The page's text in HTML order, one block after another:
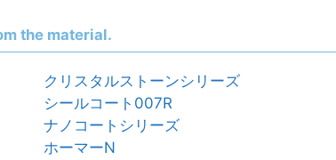
the material.
クリスタルストーンシリーズ
シールコート007R
ナノコートシリーズ
ホーマーN